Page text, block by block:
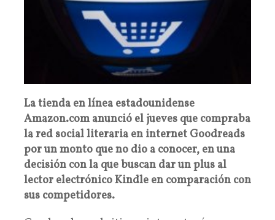
La tienda en línea estadounidense
Amazon.com anunció el jueves que compraba
la red social literaria en internet Goodreads
por un monto que no dio a conocer, en una
decisión con la que buscan dar un plus al
lector electrónico Kindle en comparación con
sus competidores.